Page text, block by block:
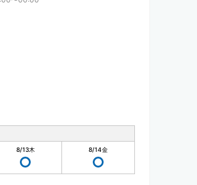
8/13木 8/14金